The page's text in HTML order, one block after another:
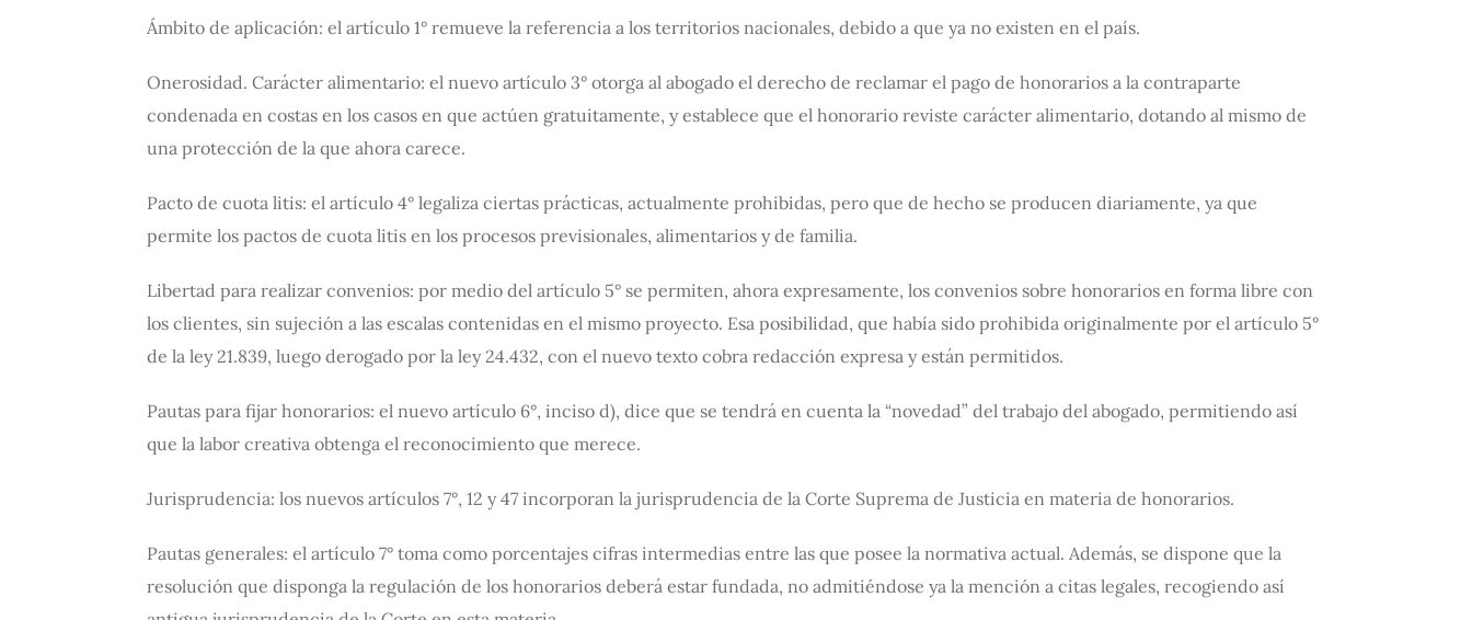
Ámbito de aplicación: el artículo 1° remueve la referencia a los territorios nacionales, debido a que ya no existen en el país.
Onerosidad. Carácter alimentario: el nuevo artículo 3° otorga al abogado el derecho de reclamar el pago de honorarios a la contraparte
condenada en costas en los casos en que actúen gratuitamente, y establece que el honorario reviste carácter alimentario, dotando al mismo de
una protección de la que ahora carece.
Pacto de cuota litis: el artículo 4° legaliza ciertas prácticas, actualmente prohibidas, pero que de hecho se producen diariamente, ya que
permite los pactos de cuota litis en los procesos previsionales, alimentarios y de familia.
Libertad para realizar convenios: por medio del artículo 5° se permiten, ahora expresamente, los convenios sobre honorarios en forma libre con
los clientes, sin sujeción a las escalas contenidas en el mismo proyecto. Esa posibilidad, que había sido prohibida originalmente por el artículo 5°
de la ley 21.839, luego derogado por la ley 24.432, con el nuevo texto cobra redacción expresa y están permitidos.
Pautas para fijar honorarios: el nuevo artículo 6°, inciso d), dice que se tendrá en cuenta la “novedad” del trabajo del abogado, permitiendo así
que la labor creativa obtenga el reconocimiento que merece.
Jurisprudencia: los nuevos artículos 7°, 12 y 47 incorporan la jurisprudencia de la Corte Suprema de Justicia en materia de honorarios.
Pautas generales: el artículo 7° toma como porcentajes cifras intermedias entre las que posee la normativa actual. Además, se dispone que la
resolución que disponga la regulación de los honorarios deberá estar fundada, no admitiéndose ya la mención a citas legales, recogiendo así